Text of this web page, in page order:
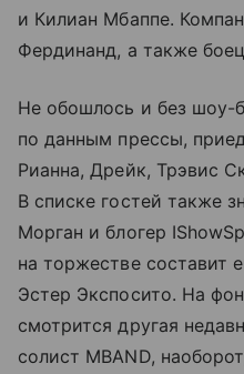
и Килиан Мбаппе.
Фердинанд, а также
Не обошлось и без шоу-
по данным прессы,
Рианна, Дрейк, Трэвис
В списке гостей также
Морган и блогер
на торжестве составит
Эстер Экспосито. На
смотрится другая
солист MBAND,